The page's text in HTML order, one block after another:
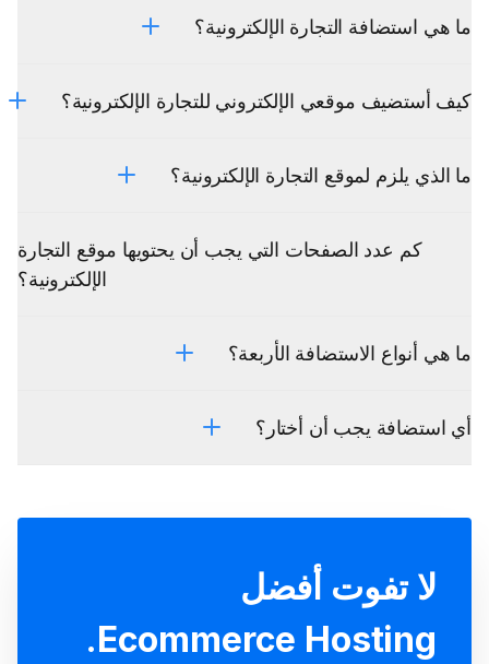
ما هي استضافة التجارة الإلكترونية؟
كيف أستضيف موقعي الإلكتروني للتجارة الإلكترونية؟
ما الذي يلزم لموقع التجارة الإلكترونية؟
كم عدد الصفحات التي يجب أن يحتويها موقع التجارة
الإلكترونية؟
ما هي أنواع الاستضافة الأربعة؟
أي استضافة يجب أن أختار؟
لا تفوت أفضل
Ecommerce Hosting.